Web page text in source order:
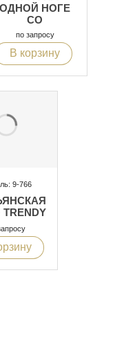
ОДНОЙ НОГЕ
СО
СТЕКЛЯННОЙ
по запросу
В корзину
9-766